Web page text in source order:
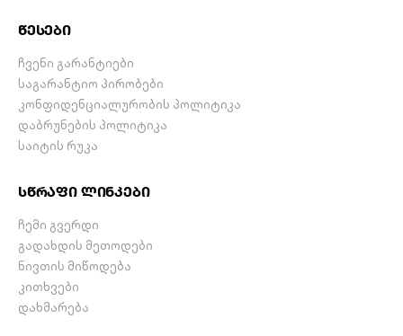
წესები
ჩვენი გარანტიები
საგარანტიო პირობები
კონფიდენციალურობის პოლიტიკა
დაბრუნების პოლიტიკა
საიტის რუკა
სწრაფი ლინკები
ჩემი გვერდი
გადახდის მეთოდები
ნივთის მიწოდება
კითხვები
დახმარება